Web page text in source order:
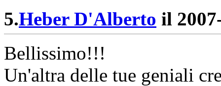
5.Heber D'Alberto il
Bellissimo!!!
Un'altra delle tue geniali